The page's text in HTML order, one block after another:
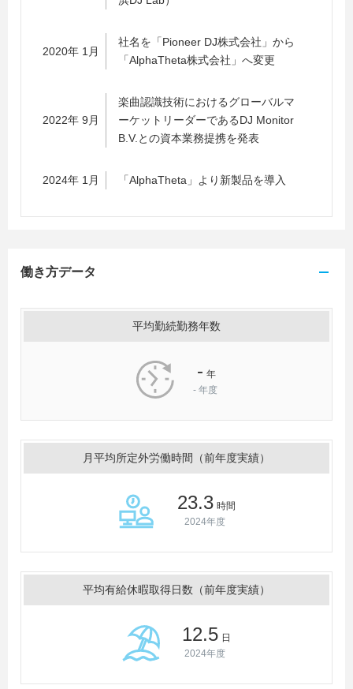
2020年 1月
社名を「Pioneer DJ株式会社」から
「AlphaTheta株式会社」へ変更
2022年 9月
楽曲認識技術におけるグローバルマ
ーケットリーダーであるDJ Monitor
B.V.との資本業務提携を発表
2024年 1月 「AlphaTheta」より新製品を導入
働き方データ
平均勤続勤務年数
- 年
- 年度
月平均所定外労働時間（前年度実績）
23.3 時間
2024年度
平均有給休暇取得日数（前年度実績）
12.5 日
2024年度